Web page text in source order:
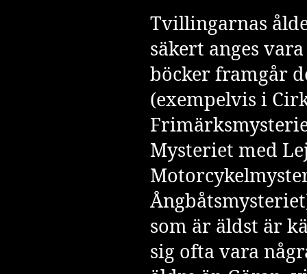
Tvillingarnas
säkert anges
böcker framgår
(exempelvis i
Mysteriet med
som är äldst är
sig ofta vara